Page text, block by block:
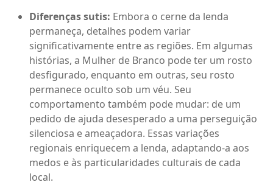
Diferenças sutis: Embora o cerne da lenda
permaneça, detalhes podem variar
significativamente entre as regiões. Em algumas
histórias, a Mulher de Branco pode ter um rosto
desfigurado, enquanto em outras, seu rosto
permanece oculto sob um véu. Seu
comportamento também pode mudar: de um
pedido de ajuda desesperado a uma perseguição
silenciosa e ameaçadora. Essas variações
regionais enriquecem a lenda, adaptando-a aos
medos e às particularidades culturais de cada
local.